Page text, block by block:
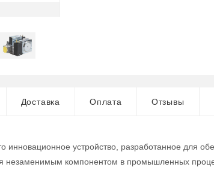
Доставка Оплата Отзывы
инновационное устройство, разработанное для
незаменимым компонентом в промышленных